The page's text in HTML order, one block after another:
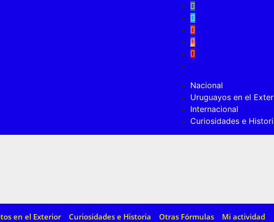
Nacional
Uruguayos en el
Internacional
Curiosidades e
en el Exterior Curiosidades e Historia Otras Fórmulas Mi actividad